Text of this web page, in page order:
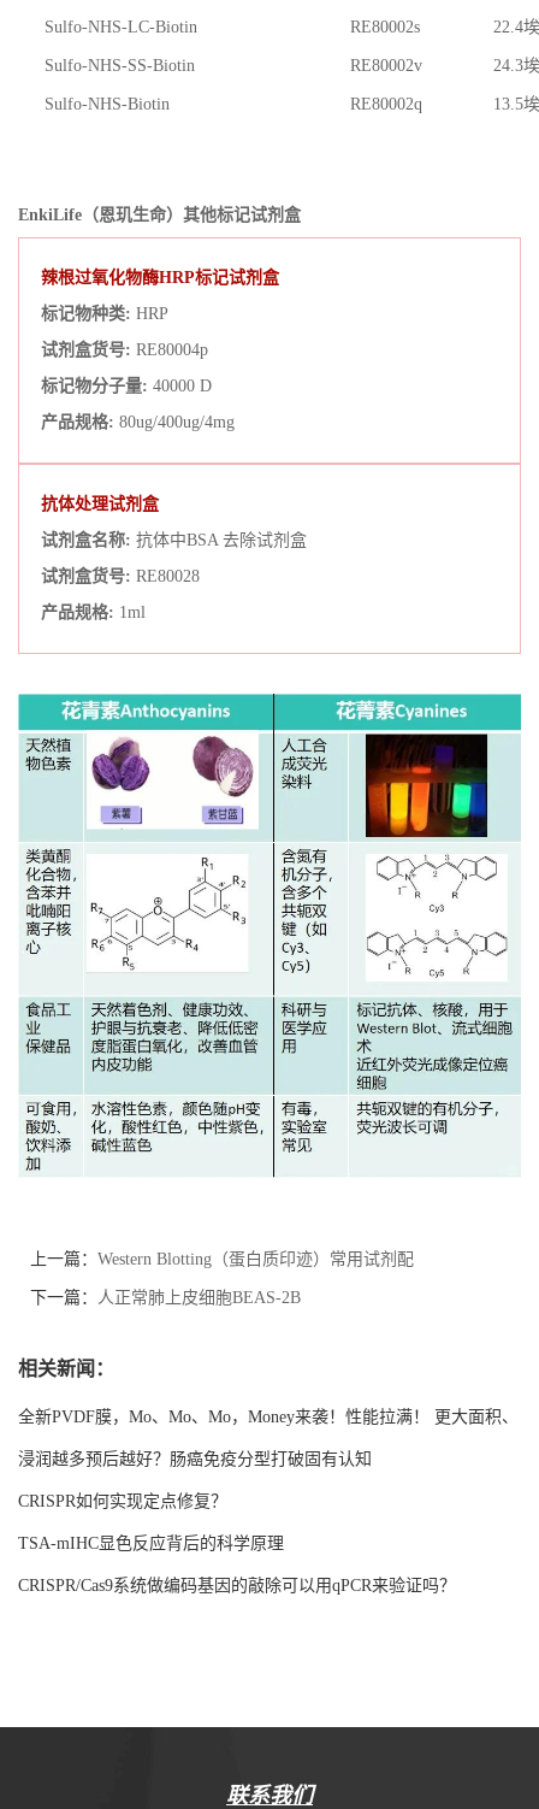
Sulfo-NHS-LC-Biotin RE80002s 22.4埃
Sulfo-NHS-SS-Biotin RE80002v 24.3埃
Sulfo-NHS-Biotin RE80002q 13.5埃
EnkiLife（恩玑生命） 其他标记试剂盒
辣根过氧化物酶HRP标记试剂盒
标记物种类: HRP
试剂盒货号: RE80004p
标记物分子量: 40000 D
产品规格: 80ug/400ug/4mg
抗体处理试剂盒
试剂盒名称: 抗体中BSA 去除试剂盒
试剂盒货号: RE80028
产品规格: 1ml
上一篇： Western Blotting（蛋白质印迹）常用试剂配
方|EnkiLife(恩玑生命)
下一篇： 人正常肺上皮细胞BEAS-2B
相关新闻：
全新PVDF膜，Mo、Mo、Mo，Money来袭！性能拉满！ 更大面积、
更强吸附！
浸润越多预后越好？肠癌免疫分型打破固有认知
CRISPR如何实现定点修复？
TSA-mIHC显色反应背后的科学原理
CRISPR/Cas9系统做编码基因的敲除可以用qPCR来验证吗？
联系我们